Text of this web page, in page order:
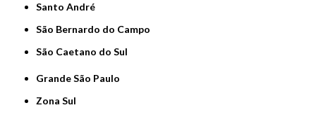
Santo André
São Bernardo do Campo
São Caetano do Sul
Grande São Paulo
Zona Sul